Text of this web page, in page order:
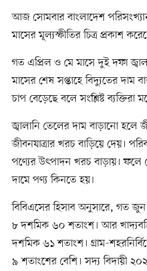
আজ সোমবার বাংলাদেশ
মাসের মূল্যস্ফীতির চিত্র প্রকাশ
গত এপ্রিল ও মে মাসে দুই দফা
মাসের শেষ সপ্তাহে বিদ্যুতের দাম
চাপ বেড়েছে বলে সংশ্লিষ্ট ব্যক্তিরা
জ্বালানি তেলের দাম বাড়ানো হলে
জীবনযাত্রার খরচ বাড়িয়ে দেয়।
পণ্যের উৎপাদন খরচ বাড়ায়। ফলে
দামে পণ্য কিনতে হয়।
বিবিএসের হিসাব অনুসারে, গত জুন
৮ দশমিক ৬০ শতাংশ। আর
দশমিক ৬১ শতাংশ। গ্রাম-
৯ শতাংশের বেশি। সদ্য বিদায়ী